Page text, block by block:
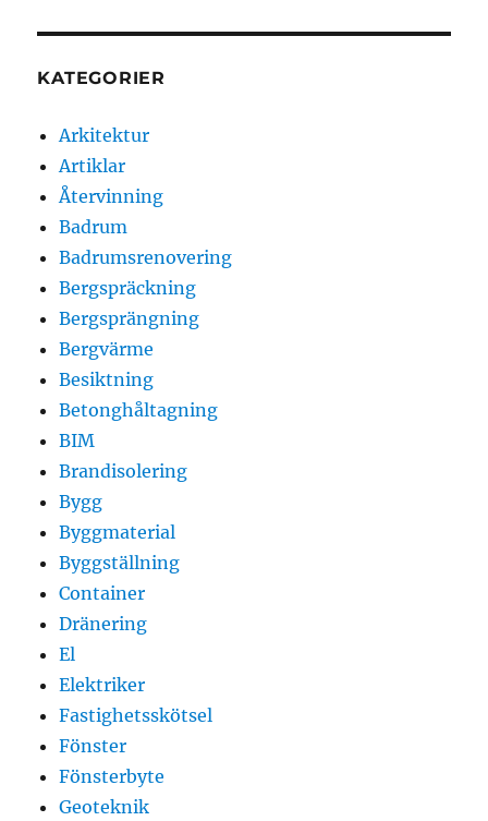
KATEGORIER
Arkitektur
Artiklar
Återvinning
Badrum
Badrumsrenovering
Bergspräckning
Bergsprängning
Bergvärme
Besiktning
Betonghåltagning
BIM
Brandisolering
Bygg
Byggmaterial
Byggställning
Container
Dränering
El
Elektriker
Fastighetsskötsel
Fönster
Fönsterbyte
Geoteknik